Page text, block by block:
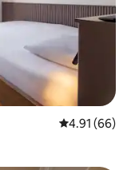
평점 4.91점(5
4.91 (66)